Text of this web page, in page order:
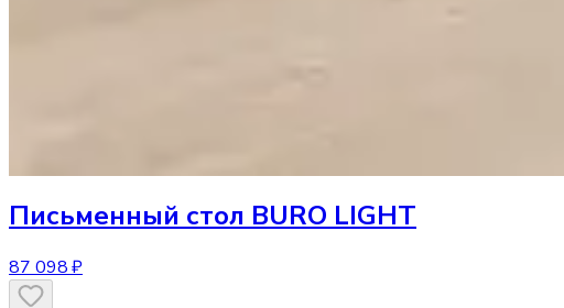
Письменный стол BURO LIGHT
87 098 ₽